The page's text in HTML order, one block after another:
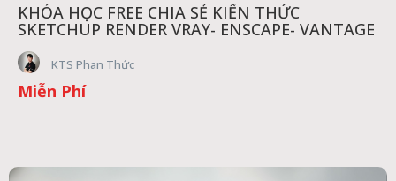
KHÓA HỌC FREE CHIA SẺ KIẾN THỨC
SKETCHUP RENDER VRAY- ENSCAPE- VANTAGE
KTS Phan Thức
Miễn Phí